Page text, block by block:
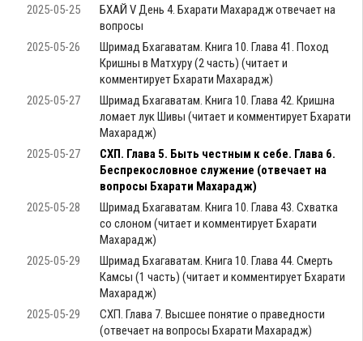
2025-05-25
БХАЙ V День 4. Бхарати Махарадж отвечает на
вопросы
2025-05-26
Шримад Бхагаватам. Книга 10. Глава 41. Поход
Кришны в Матхуру (2 часть) (читает и
комментирует Бхарати Махарадж)
2025-05-27
Шримад Бхагаватам. Книга 10. Глава 42. Кришна
ломает лук Шивы (читает и комментирует Бхарати
Махарадж)
2025-05-27
СХП. Глава 5. Быть честным к себе. Глава 6.
Беспрекословное служение (отвечает на
вопросы Бхарати Махарадж)
2025-05-28
Шримад Бхагаватам. Книга 10. Глава 43. Схватка
со слоном (читает и комментирует Бхарати
Махарадж)
2025-05-29
Шримад Бхагаватам. Книга 10. Глава 44. Смерть
Камсы (1 часть) (читает и комментирует Бхарати
Махарадж)
2025-05-29
СХП. Глава 7. Высшее понятие о праведности
(отвечает на вопросы Бхарати Махарадж)